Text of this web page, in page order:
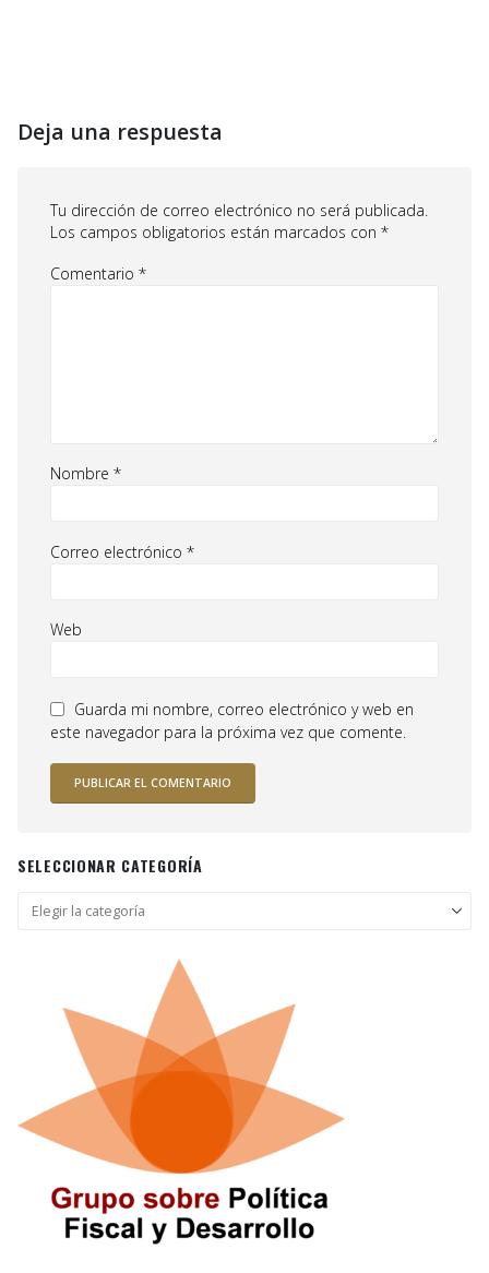
Deja una respuesta
Tu dirección de correo electrónico no será publicada.
Los campos obligatorios están marcados con *
Comentario *
Nombre *
Correo electrónico *
Web
Guarda mi nombre, correo electrónico y web en
este navegador para la próxima vez que comente.
SELECCIONAR CATEGORÍA
Seleccionar
categoría